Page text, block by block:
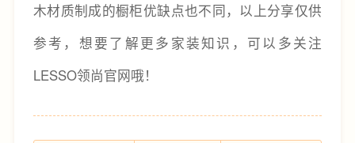
木材质制成的橱柜优缺点也不同，以上分享仅供
参考，想要了解更多家装知识，可以多关注
LESSO领尚官网哦！